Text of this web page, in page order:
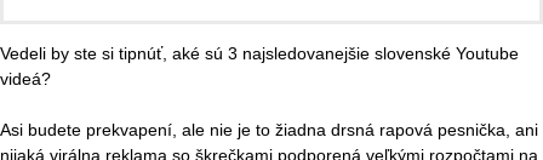
Vedeli by ste si tipnúť, aké sú 3 najsledovanejšie slovenské Youtube
videá?
Asi budete prekvapení, ale nie je to žiadna drsná rapová pesnička, ani
nijaká virálna reklama so škrečkami podporená veľkými rozpočtami na